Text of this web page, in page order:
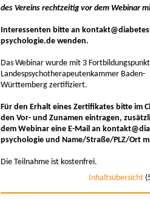
des Vereins rechtzeitig vor dem Webinar
Interessenten bitte an
psychologie.de wenden.
Das Webinar wurde mit 3
Landespsychotherapeutenkammer Baden-
Württemberg zertifiziert.
Für den Erhalt eines Zertifikates bitte im
den Vor- und Zunamen eintragen,
dem Webinar eine E-Mail an
psychologie und Name/Straße/PLZ/Ort
Die Teilnahme ist kostenfrei.
Inhaltsübersicht